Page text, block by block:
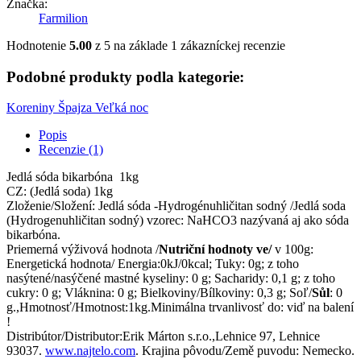
Značka:
Farmilion
Hodnotenie 5.00 z 5 na základe 1 zákazníckej recenzie
Podobné produkty podla kategorie:
Koreniny Špajza Veľká noc
Popis
Recenzie (1)
Jedlá sóda bikarbóna 1kg
CZ: (Jedlá soda) 1kg
Zloženie/Složení: Jedlá sóda -Hydrogénuhličitan sodný /Jedlá soda
(Hydrogenuhličitan sodný) vzorec: NaHCO3 nazývaná aj ako sóda
bikarbóna.
Priemerná výživová hodnota /Nutriční hodnoty ve/v 100g:
Energetická hodnota/ Energia:0kJ/0kcal; Tuky: 0g; z toho
nasýtené/nasýčené mastné kyseliny: 0 g; Sacharidy: 0,1 g; z toho
cukry: 0 g; Vláknina: 0 g; Bielkoviny/Bílkoviny: 0,3 g; Soľ/Sůl: 0
g.,Hmotnosť/Hmotnost:1kg.Minimálna trvanlivosť do: viď na balení
!
Distribútor/Distributor:Erik Márton s.r.o.,Lehnice 97, Lehnice
93037. www.najtelo.com. Krajina pôvodu/Země puvodu: Nemecko.